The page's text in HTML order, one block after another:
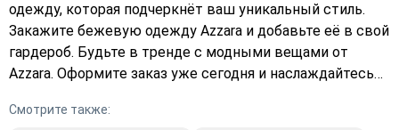
одежду, которая подчеркнёт ваш уникальный стиль.
Закажите бежевую одежду Azzara и добавьте её в свой
гардероб. Будьте в тренде с модными вещами от
Azzara. Оформите заказ уже сегодня и наслаждайтесь
Смотрите также: